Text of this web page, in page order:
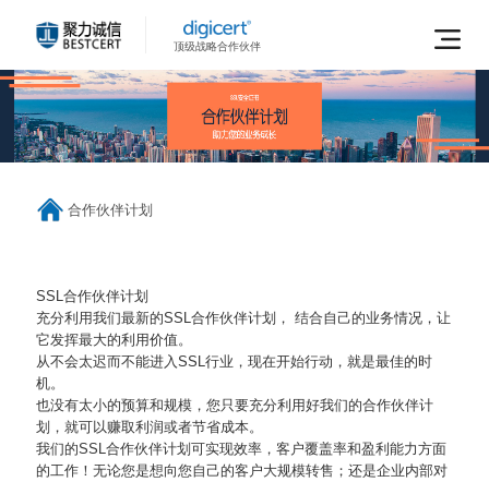
顶级战略合作伙伴
合作伙伴计划
SSL合作伙伴计划
充分利用我们最新的SSL合作伙伴计划， 结合自己的业务情况，让
它发挥最大的利用价值。
从不会太迟而不能进入SSL行业，现在开始行动，就是最佳的时
机。
也没有太小的预算和规模，您只要充分利用好我们的合作伙伴计
划，就可以赚取利润或者节省成本。
我们的SSL合作伙伴计划可实现效率，客户覆盖率和盈利能力方面
的工作！无论您是想向您自己的客户大规模转售；还是企业内部对